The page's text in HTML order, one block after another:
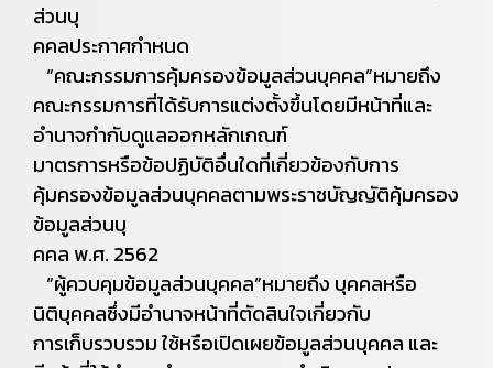
ส่วนบุ
คคลประกาศกำหนด
“คณะกรรมการคุ้มครองข้อมูลส่วนบุคคล”หมายถึง
คณะกรรมการที่ได้รับการแต่งตั้งขึ้นโดยมีหน้าที่และ
อำนาจกำกับดูแลออกหลักเกณฑ์
มาตรการหรือข้อปฏิบัติอื่นใดที่เกี่ยวข้องกับการ
คุ้มครองข้อมูลส่วนบุคคลตามพระราชบัญญัติคุ้มครอง
ข้อมูลส่วนบุ
คคล พ.ศ. 2562
“ผู้ควบคุมข้อมูลส่วนบุคคล”หมายถึง บุคคลหรือ
นิติบุคคลซึ่งมีอำนาจหน้าที่ตัดสินใจเกี่ยวกับ
การเก็บรวบรวม ใช้หรือเปิดเผยข้อมูลส่วนบุคคล และ